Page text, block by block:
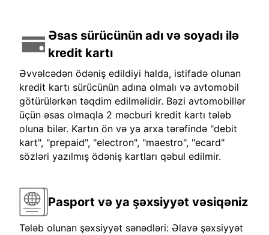
Əsas sürücünün adı və soyadı ilə
kredit kartı
Əvvəlcədən ödəniş edildiyi halda, istifadə olunan
kredit kartı sürücünün adına olmalı və avtomobil
götürülərkən təqdim edilməlidir. Bəzi avtomobillər
üçün əsas olmaqla 2 məcburi kredit kartı tələb
oluna bilər. Kartın ön və ya arxa tərəfində "debit
kart", "prepaid", "electron", "maestro", "ecard"
sözləri yazılmış ödəniş kartları qəbul edilmir.
Pasport və ya şəxsiyyət vəsiqəniz
Tələb olunan şəxsiyyət sənədləri: Əlavə şəxsiyyət